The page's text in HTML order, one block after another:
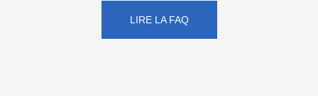
LIRE LA FAQ